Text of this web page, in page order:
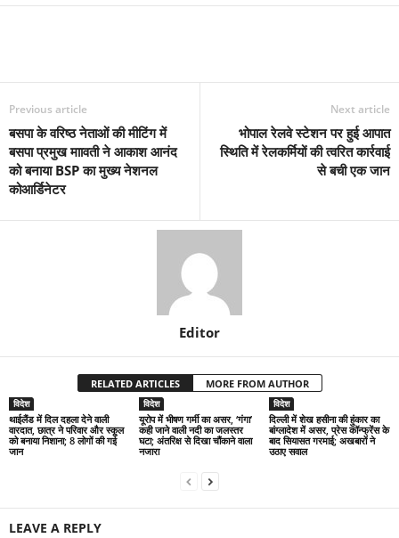
Previous article
बसपा के वरिष्ठ नेताओं की मीटिंग में
बसपा प्रमुख माावती ने आकाश आनंद
को बनाया BSP का मुख्य नेशनल
कोआर्डिनेटर
Next article
भोपाल रेलवे स्टेशन पर हुई आपात
स्थिति में रेलकर्मियों की त्वरित कार्रवाई
से बची एक जान
Editor
RELATED ARTICLES MORE FROM AUTHOR
विदेश
थाईलैंड में दिल दहला देने वाली
वारदात, छात्र ने परिवार और स्कूल
को बनाया निशाना; 8 लोगों की गई
जान
विदेश
यूरोप में भीषण गर्मी का असर, ‘गंगा’
कही जाने वाली नदी का जलस्तर
घटा; अंतरिक्ष से दिखा चौंकाने वाला
नजारा
विदेश
दिल्ली में शेख हसीना की हुंकार का
बांग्लादेश में असर, प्रेस कॉन्फ्रेंस के
बाद सियासत गरमाई; अखबारों ने
उठाए सवाल
LEAVE A REPLY